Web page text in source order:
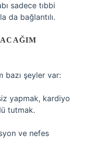
sadece tıbbi
da bağlantılı.
bazı şeyler var:
yapmak, kardiyo
tutmak.
ve nefes